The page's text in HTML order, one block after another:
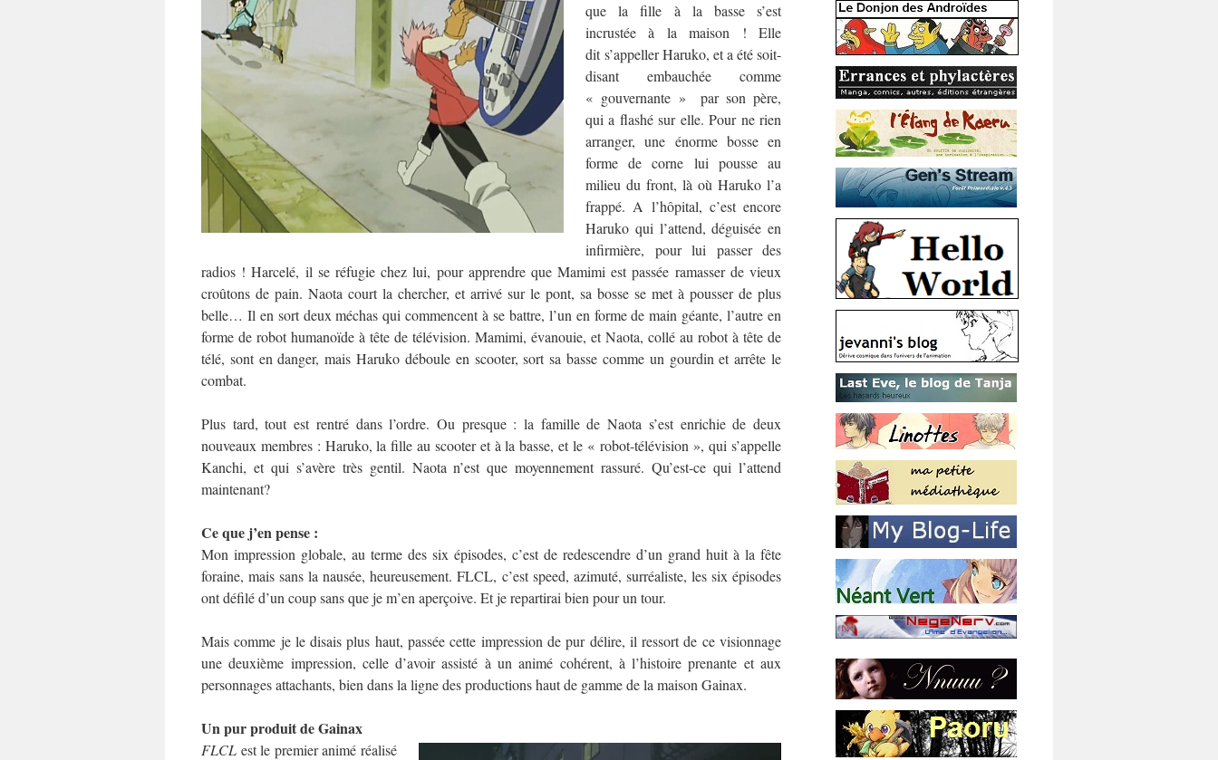
que la fille à la basse s’est
incrustée à la maison ! Elle
dit s’appeller Haruko, et a été soit-
disant embauchée comme
« gouvernante » par son père,
qui a flashé sur elle. Pour ne rien
arranger, une énorme bosse en
forme de corne lui pousse au
milieu du front, là où Haruko l’a
frappé. A l’hôpital, c’est encore
Haruko qui l’attend, déguisée en
infirmière, pour lui passer des
radios ! Harcelé, il se réfugie chez lui, pour apprendre que Mamimi est passée ramasser de vieux
croûtons de pain. Naota court la chercher, et arrivé sur le pont, sa bosse se met à pousser de plus
belle… Il en sort deux méchas qui commencent à se battre, l’un en forme de main géante, l’autre en
forme de robot humanoïde à tête de télévision. Mamimi, évanouie, et Naota, collé au robot à tête de
télé, sont en danger, mais Haruko déboule en scooter, sort sa basse comme un gourdin et arrête le
combat.
Plus tard, tout est rentré dans l’ordre. Ou presque : la famille de Naota s’est enrichie de deux
nouveaux membres : Haruko, la fille au scooter et à la basse, et le « robot-télévision », qui s’appelle
Kanchi, et qui s’avère très gentil. Naota n’est que moyennement rassuré. Qu’est-ce qui l’attend
maintenant?
Ce que j’en pense :
Mon impression globale, au terme des six épisodes, c’est de redescendre d’un grand huit à la fête
foraine, mais sans la nausée, heureusement. FLCL, c’est speed, azimuté, surréaliste, les six épisodes
ont défilé d’un coup sans que je m’en aperçoive. Et je repartirai bien pour un tour.
Mais comme je le disais plus haut, passée cette impression de pur délire, il ressort de ce visionnage
une deuxième impression, celle d’avoir assisté à un animé cohérent, à l’histoire prenante et aux
personnages attachants, bien dans la ligne des productions haut de gamme de la maison Gainax.
Un pur produit de Gainax
FLCL est le premier animé réalisé